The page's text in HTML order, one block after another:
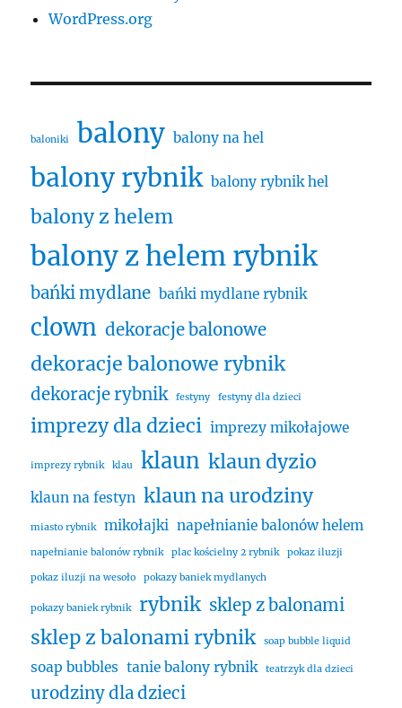
WordPress.org
baloniki balony balony na hel
balony rybnik balony rybnik hel
balony z helem
balony z helem rybnik
bańki mydlane bańki mydlane rybnik
clown dekoracje balonowe
dekoracje balonowe rybnik
dekoracje rybnik festyny festyny dla dzieci
imprezy dla dzieci imprezy mikołajowe
imprezy rybnik klau klaun klaun dyzio
klaun na festyn klaun na urodziny
miasto rybnik mikołajki napełnianie balonów helem
napełnianie balonów rybnik plac kościelny 2 rybnik pokaz iluzji
pokaz iluzji na wesoło pokazy baniek mydlanych
pokazy baniek rybnik rybnik sklep z balonami
sklep z balonami rybnik soap bubble liquid
soap bubbles tanie balony rybnik teatrzyk dla dzieci
urodziny dla dzieci